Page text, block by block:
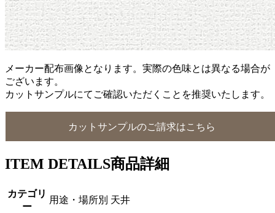
メーカー配布画像となります。実際の色味とは異なる場合が
ございます。
カットサンプルにてご確認いただくことを推奨いたします。
カットサンプルのご請求はこちら
ITEM DETAILS商品詳細
カテゴリ
ー
用途・場所別 天井